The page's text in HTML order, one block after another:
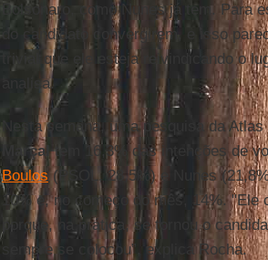
Bolsonaro, como Nunes já tem. Para
do candidato convergirem, e isso
trivial que ele esteja reivindicando o
analisa.
Nesta semana, uma pesquisa da
Marçaltem 16,3% das intenções de
Boulos (PSOL, 28,5%) e Nunes
10% e, no começo do mês, 14%. "Ele
porque, na prática, se tornou o
sempre se colocou”, explica Rocha.